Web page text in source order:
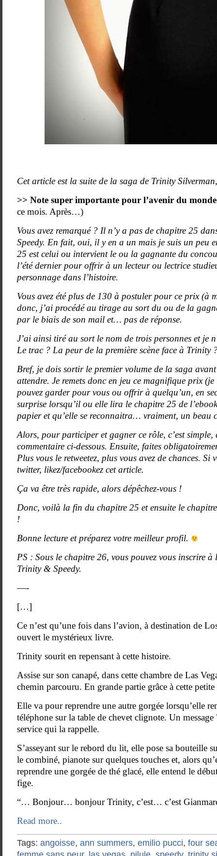
Cet article est la suite de la saga de Trinity
>> Note super importante pour l’avenir du monde
ce mois. Après…)
Vous avez remarqué ? Il n’y a pas de chapitre 25
Speedy. En fait, oui, il y en a un mais je suis un peu
25 est celui ou intervient le ou la gagnante du
l’été dernier pour offrir à un lecteur ou lectrice
personnage dans l’histoire.
Vous avez été plus de 130 à postuler pour ce prix (à
donc, j’ai procédé au tirage au sort du ou de la
par le biais de son mail et… pas de réponse.
J’ai ainsi tiré au sort le nom de trois personnes et je
Le trac ? La peur de la première scène face à Trinity
Bref, je dois sortir le premier volume de la saga
attendre. Je remets donc en jeu ce magnifique prix (je
pouvez garder pour vous ou offrir à quelqu’un, en
surprise lorsqu’il ou elle lira le chapitre 25 de
papier et qu’elle se reconnaitra… vraiment, un beau
Alors, pour participer et gagner ce rôle, c’est simple,
commentaire ci-dessous. Ensuite, faites
Plus vous le retweetez, plus vous avez de chances. Si
twitter, likez/facebookez cet article.
Ça va être très rapide, alors dépêchez-vous !
Donc, voilà la fin du chapitre 25 et ensuite le
!
Bonne lecture et préparez votre meilleur profil.
PS : Sous le chapitre 26, vous pouvez vous inscrire à
Trinity & Speedy.
—-
[…]
Ce n’est qu’une fois dans l’avion, à destination de
ouvert le mystérieux livre.
Trinity sourit en repensant à cette histoire.
Assise sur son canapé, dans cette chambre de Las
chemin parcouru. En grande partie grâce à cette
Elle va pour reprendre une autre gorgée lorsqu’elle
téléphone sur la table de chevet clignote. Un
service qui la rappelle.
S’asseyant sur le rebord du lit, elle pose sa bouteille
le combiné, pianote sur quelques touches et, alors
reprendre une gorgée de thé glacé, elle entend le
fige.
“… Bonjour… bonjour Trinity, c’est… c’est
Read more..
Tags: angoisse, ann summers, emilio pucci, four